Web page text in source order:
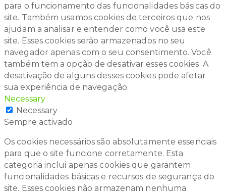
para o funcionamento das funcionalidades básicas do
site. Também usamos cookies de terceiros que nos
ajudam a analisar e entender como você usa este
site. Esses cookies serão armazenados no seu
navegador apenas com o seu consentimento. Você
também tem a opção de desativar esses cookies. A
desativação de alguns desses cookies pode afetar
sua experiência de navegação.
Necessary
Necessary
Sempre activado
Os cookies necessários são absolutamente essenciais
para que o site funcione corretamente. Esta
categoria inclui apenas cookies que garantem
funcionalidades básicas e recursos de segurança do
site. Esses cookies não armazenam nenhuma